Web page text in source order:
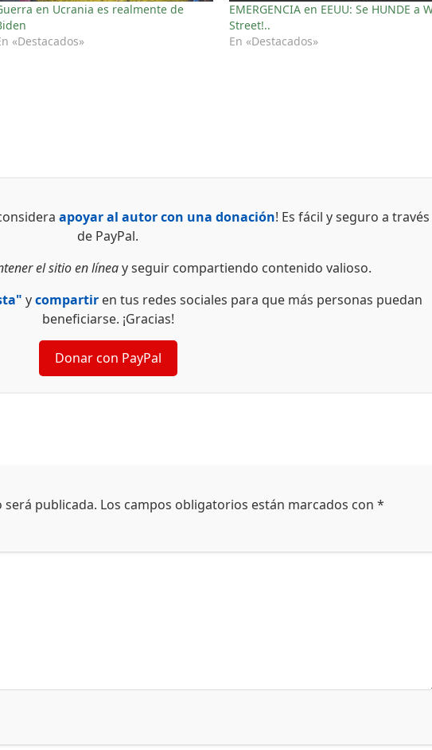
en Ucrania es realmente de
«Destacados»
EMERGENCIA en EEUU: Se HUNDE a
Street!..
En «Destacados»
apoyar al autor con una donación! Es fácil y seguro a través
de PayPal.
el sitio en líneay seguir compartiendo contenido valioso.
ycompartiren tus redes sociales para que más personas puedan
beneficiarse. ¡Gracias!
Donar con PayPal
publicada. Los campos obligatorios están marcados con*